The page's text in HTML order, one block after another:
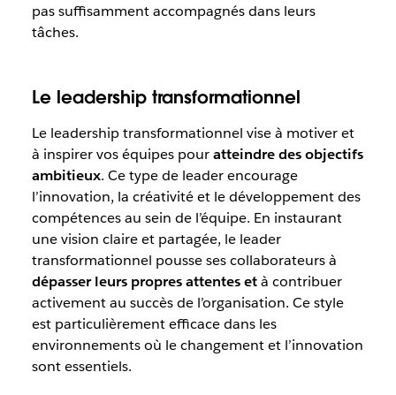
pas suffisamment accompagnés dans leurs
tâches.
Le leadership transformationnel
Le leadership transformationnel vise à motiver et
à inspirer vos équipes pouratteindre des objectifs
ambitieux. Ce type de leader encourage
l’innovation, la créativité et le développement des
compétences au sein de l’équipe. En instaurant
une vision claire et partagée, le leader
transformationnel pousse ses collaborateurs à
dépasser leurs propres attentes età contribuer
activement au succès de l’organisation. Ce style
est particulièrement efficace dans les
environnements où le changement et l’innovation
sont essentiels.